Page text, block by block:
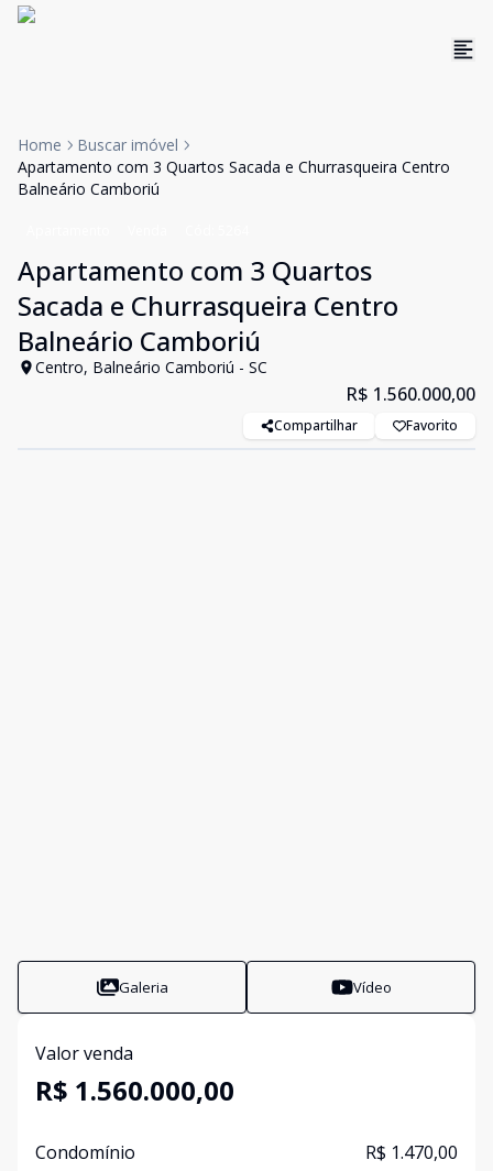
Home
Buscar imóvel
Apartamento com 3 Quartos Sacada e Churrasqueira Centro
Balneário Camboriú
Apartamento com 3 Quartos
Sacada e Churrasqueira Centro
Balneário Camboriú
Centro, Balneário Camboriú - SC
R$ 1.560.000,00
Compartilhar Favorito
Galeria Vídeo
Valor venda
R$ 1.560.000,00
Condomínio R$ 1.470,00